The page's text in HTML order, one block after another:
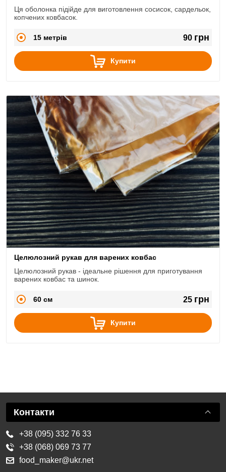
Ця оболонка підійде для виготовлення сосисок, сардельок,
копчених ковбасок.
15 метрів 90 грн
Купити
Целюлозний рукав для варених ковбас
Целюлозний рукав - ідеальне рішення для приготування
варених ковбас та шинок.
60 см 25 грн
Купити
Контакти
+38 (095) 332 76 33
+38 (068) 069 73 77
food_maker@ukr.net